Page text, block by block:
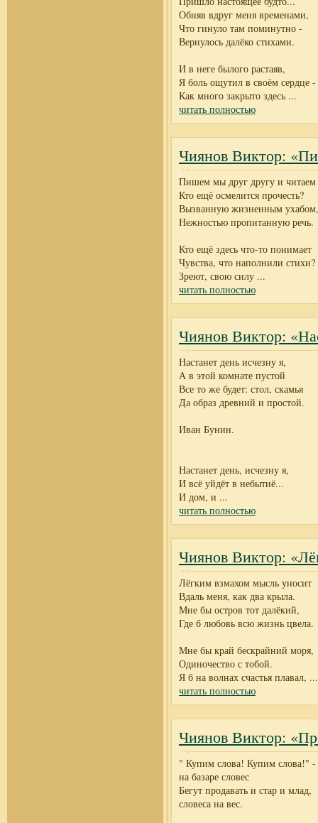
Обняв вдруг меня временами,
Что гинуло там поминутно -
Вернулось далёко стихами.
И в неге былого растаяв,
Я боль ощутил в своём сердце -
Как много закрыто здесь ...
читать полностью
Чиянов Виктор:
Пишем мы друг другу и
Кто ещё осмелится прочесть?
Вызванную жизненным ухабом,
Нежностью пропитанную речь.
Кто ещё здесь что-то понимает
Чувства, что наполнили стихи?
Зреют, свою силу ...
читать полностью
Чиянов Виктор:
Настанет день исчезну я,
А в этой комнате пустой
Все то же будет: стол, скамья
Да образ древний и простой.
Иван Бунин.
Настанет день, исчезну я,
И всё уйдёт в небытиё...
И дом, и ...
читать полностью
Чиянов Виктор:
Лёгким взмахом мысль уносит
Вдаль меня, как два крыла.
Мне бы остров тот далёкий,
Где б любовь всю жизнь цвела.
Мне бы край бескрайний моря,
Одиночество с тобой.
Я б на волнах счастья плавал, ...
читать полностью
Чиянов Виктор:
" Купим слова! Купим слова!" -
на базаре словес
Бегут продавать и стар и млад,
словеса на вес.